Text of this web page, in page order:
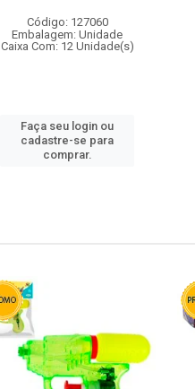
Código: 127060
Embalagem: Unidade
Caixa Com: 12 Unidade(s)
Faça seu login ou
cadastre-se para
comprar.